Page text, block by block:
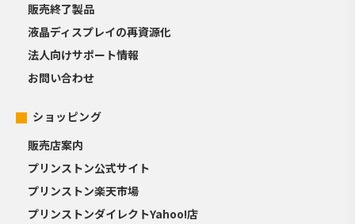
販売終了製品
液晶ディスプレイの再資源化
法人向けサポート情報
お問い合わせ
ショッピング
販売店案内
プリンストン公式サイト
プリンストン楽天市場
プリンストンダイレクトYahoo!店